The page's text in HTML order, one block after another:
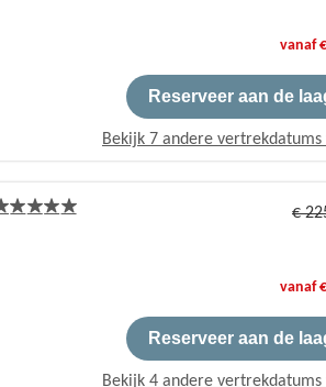
vanaf €
Reserveer aan de
Bekijk 7 andere vertrekdatums
€
vanaf €
Reserveer aan de
Bekijk 4 andere vertrekdatums